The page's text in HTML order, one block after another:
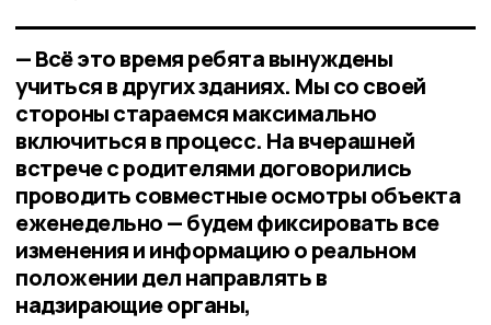
— Всё это время ребята вынуждены
учиться в других зданиях. Мы со своей
стороны стараемся максимально
включиться в процесс. На вчерашней
встрече с родителями договорились
проводить совместные осмотры объекта
еженедельно — будем фиксировать все
изменения и информацию о реальном
положении дел направлять в
надзирающие органы,